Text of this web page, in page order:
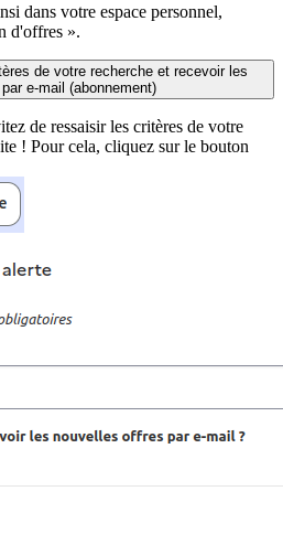
dans votre espace personnel,
d'offres ».
de votre recherche et recevoir les
e-mail (abonnement)
de ressaisir les critères de votre
! Pour cela, cliquez sur le bouton